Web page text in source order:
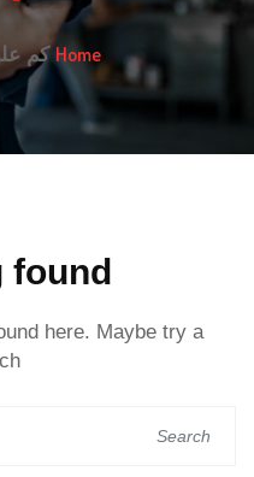
Homeكم
here. Maybe try a